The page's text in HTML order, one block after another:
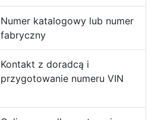
Numer katalogowy lub numer
fabryczny
Kontakt z doradcą i
przygotowanie numeru VIN